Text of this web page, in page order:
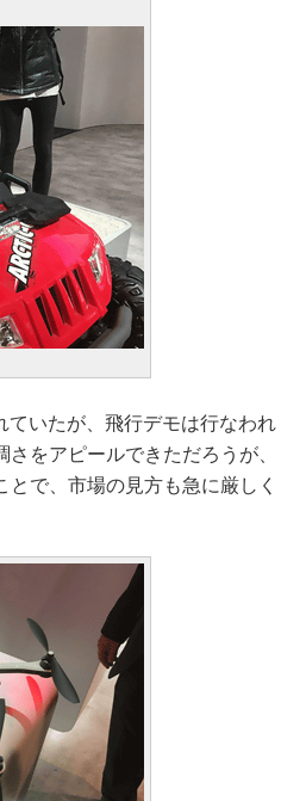
いたが、飛行デモは行なわれ
をアピールできただろうが、
で、市場の見方も急に厳しく